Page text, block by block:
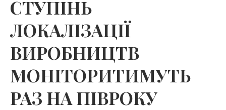
СТУПІНЬ
ЛОКАЛІЗАЦІЇ
ВИРОБНИЦТВ
МОНІТОРИТИМУТЬ
РАЗ НА ПІВРОКУ